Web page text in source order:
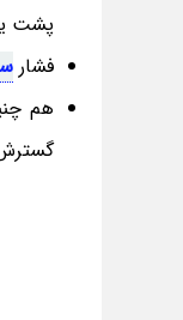
پشت
فشار
هم